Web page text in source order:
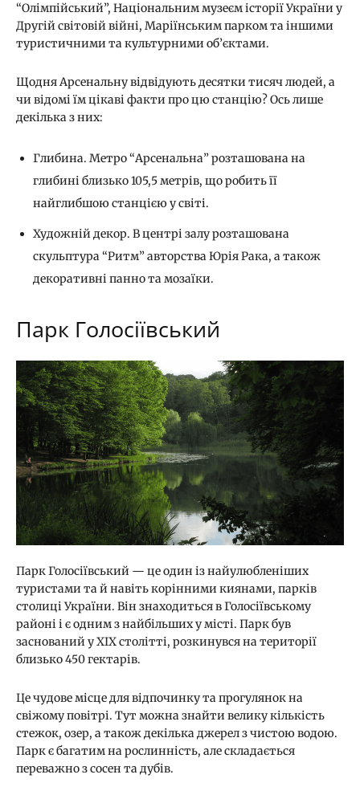
“Олімпійський”, Національним музеєм історії України у
Другій світовій війні, Маріїнським парком та іншими
туристичними та культурними об’єктами.
Щодня Арсенальну відвідують десятки тисяч людей, а
чи відомі їм цікаві факти про цю станцію? Ось лише
декілька з них:
Глибина. Метро “Арсенальна” розташована на
глибині близько 105,5 метрів, що робить її
найглибшою станцією у світі.
Художній декор. В центрі залу розташована
скульптура “Ритм” авторства Юрія Рака, а також
декоративні панно та мозаїки.
Парк Голосіївський
Парк Голосіївський — це один із найулюбленіших
туристами та й навіть корінними киянами, парків
столиці України. Він знаходиться в Голосіївському
районі і є одним з найбільших у місті. Парк був
заснований у XIX столітті, розкинувся на території
близько 450 гектарів.
Це чудове місце для відпочинку та прогулянок на
свіжому повітрі. Тут можна знайти велику кількість
стежок, озер, а також декілька джерел з чистою водою.
Парк є багатим на рослинність, але складається
переважно з сосен та дубів.